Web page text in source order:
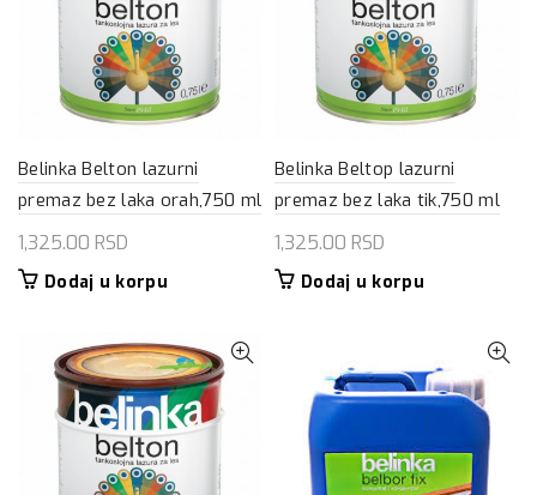
Belinka Belton lazurni
premaz bez laka orah,750 ml
1,325.00 RSD
Dodaj u korpu
Belinka Beltop lazurni
premaz bez laka tik,750 ml
1,325.00 RSD
Dodaj u korpu